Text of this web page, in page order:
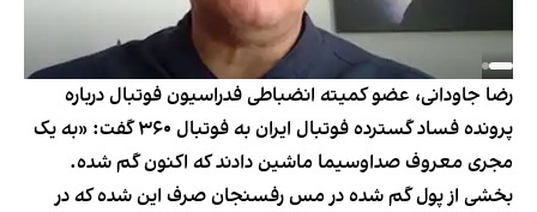
رضا جاودانی، عضو کمیته انضباطی فدراسیون فوتبال درباره
پرونده فساد گسترده فوتبال ایران به فوتبال ۳۶۰ گفت: «به یک
مجری معروف صداوسیما ماشین دادند که اکنون گم شده.
بخشی از پول گم شده در مس رفسنجان صرف این شده که در